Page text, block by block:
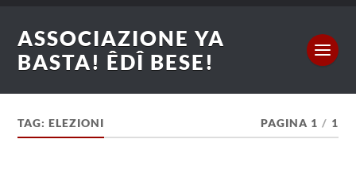
ASSOCIAZIONE YA
BASTA! ÊDÎ BESE!
TAG: ELEZIONI PAGINA 1 / 1